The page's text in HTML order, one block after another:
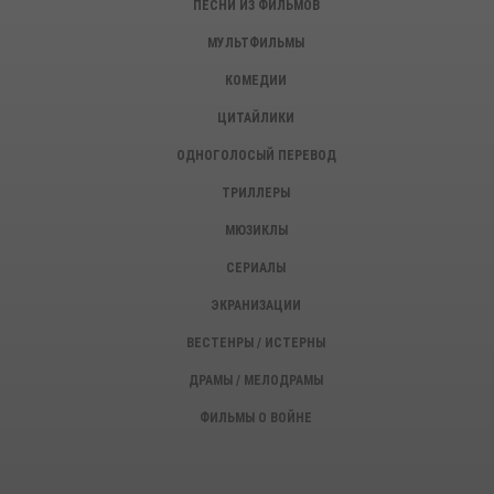
ПЕСНИ ИЗ ФИЛЬМОВ
МУЛЬТФИЛЬМЫ
КОМЕДИИ
ЦИТАЙЛИКИ
ОДНОГОЛОСЫЙ ПЕРЕВОД
ТРИЛЛЕРЫ
МЮЗИКЛЫ
СЕРИАЛЫ
ЭКРАНИЗАЦИИ
ВЕСТЕНРЫ / ИСТЕРНЫ
ДРАМЫ / МЕЛОДРАМЫ
ФИЛЬМЫ О ВОЙНЕ